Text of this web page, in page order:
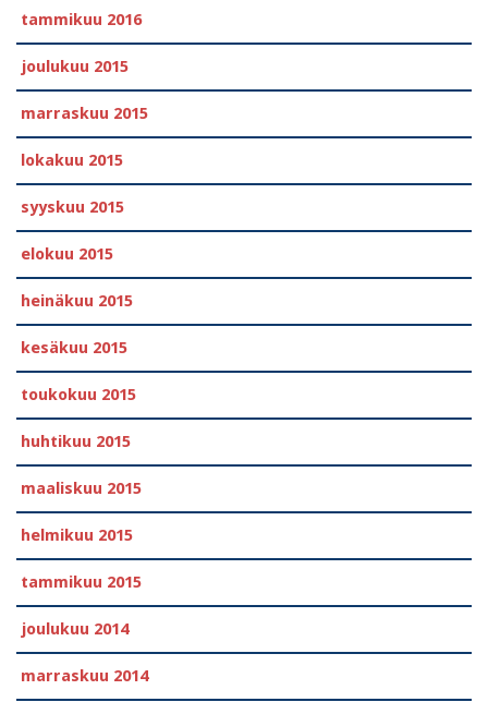
tammikuu 2016
joulukuu 2015
marraskuu 2015
lokakuu 2015
syyskuu 2015
elokuu 2015
heinäkuu 2015
kesäkuu 2015
toukokuu 2015
huhtikuu 2015
maaliskuu 2015
helmikuu 2015
tammikuu 2015
joulukuu 2014
marraskuu 2014